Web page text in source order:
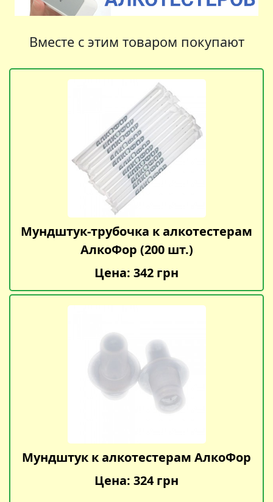
Вместе с этим товаром покупают
Мундштук-трубочка к алкотестерам
АлкоФор (200 шт.)
Цена: 342 грн
Мундштук к алкотестерам АлкоФор
Цена: 324 грн